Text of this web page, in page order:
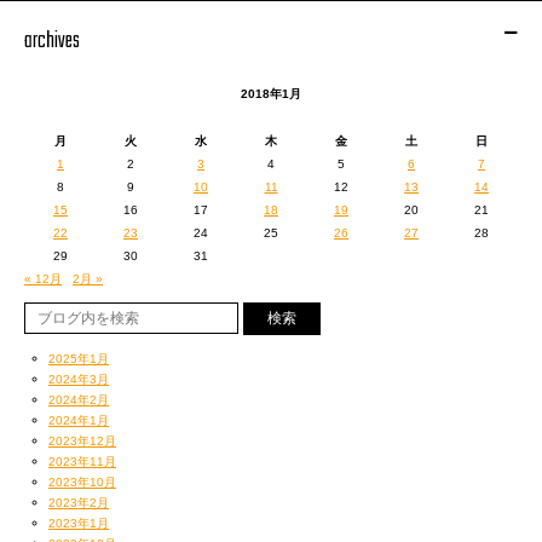
やっぱ秋田といえばアヒージョだよねー！
なーんつって！（笑）
ちなみに楽屋で食べたスタッフが駅前デパ地下で買って来た
比内地鶏だからか
あ、うまい店だ。
歯を押し返してくるようなプリプリの白身ちゃん、青魚ちゃん
超FRESH！で痺れた。
瀬戸内海や伊勢湾など、仕入れにはこだわり抜いているそう。
さもありなん、さもありなん…。
archives
2018年1月
月 火 水 木 金 土
日
1
2 3 4 5 6
7
8
9 10 11 12 13
14
15
16 17 18 19 20
21
22
23 24 25 26 27
28
29
30
31
« 12月
2月 »
2025年1月
2024年3月
2024年2月
2024年1月
2023年12月
2023年11月
2023年10月
2023年2月
2023年1月